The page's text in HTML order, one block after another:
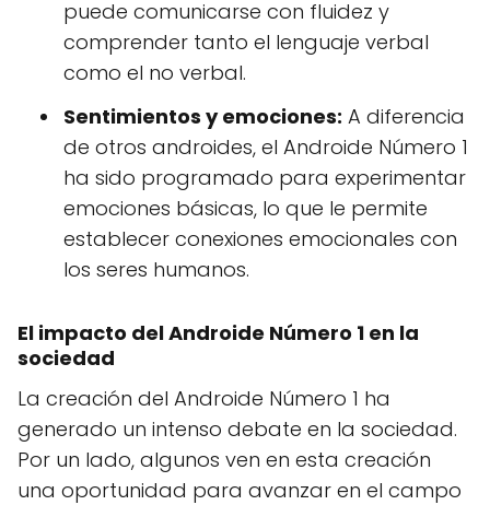
puede comunicarse con fluidez y
comprender tanto el lenguaje verbal
como el no verbal.
Sentimientos y emociones: A diferencia
de otros androides, el Androide Número 1
ha sido programado para experimentar
emociones básicas, lo que le permite
establecer conexiones emocionales con
los seres humanos.
El impacto del Androide Número 1 en la
sociedad
La creación del Androide Número 1 ha
generado un intenso debate en la sociedad.
Por un lado, algunos ven en esta creación
una oportunidad para avanzar en el campo